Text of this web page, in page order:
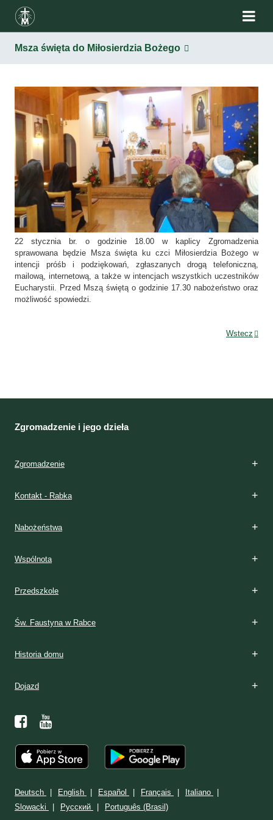
Msza święta do Miłosierdzia Bożego
22 stycznia br. o godzinie 18.00 w kaplicy Zgromadzenia
sprawowana będzie Msza święta ku czci Miłosierdzia Bożego w
intencji próśb i podziękowań, zgłaszanych drogą telefoniczną,
mailową, internetową, a także w intencjach wszystkich uczestników
Eucharystii. Przed Mszą świętą o godzinie 17.30 nabożeństwo oraz
możliwość spowiedzi.
Wstecz
Zgromadzenie i jego dzieła
Zgromadzenie
Kontakt - Rabka
Nabożeństwa
Wspólnota
Przedszkole
Św. Faustyna w Rabce
Historia domu
Dojazd
Deutsch English Español Français
Italiano
Slowacki
Ρусский Português (Brasil)